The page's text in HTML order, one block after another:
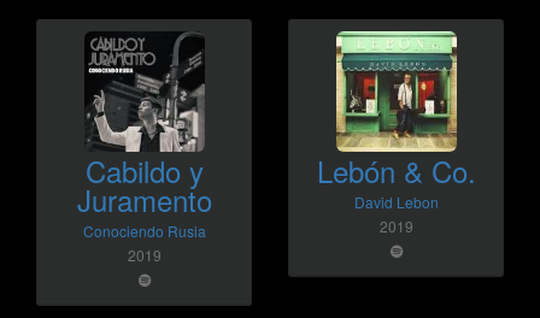
Cabildo y
Juramento
Conociendo Rusia
2019
Lebón & Co.
David Lebon
2019